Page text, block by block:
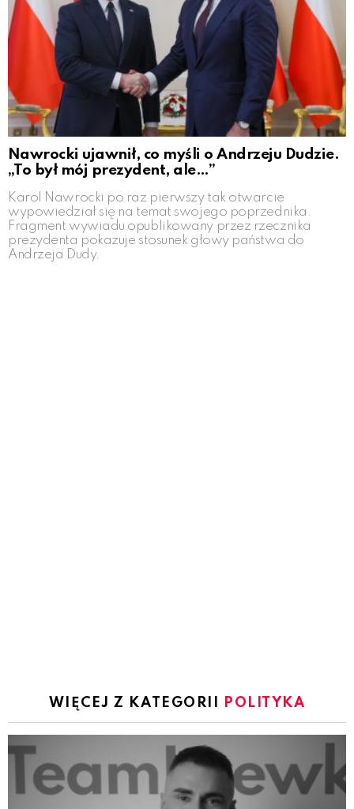
Nawrocki ujawnił, co myśli o Andrzeju Dudzie.
„To był mój prezydent, ale…”
Karol Nawrocki po raz pierwszy tak otwarcie
wypowiedział się na temat swojego poprzednika.
Fragment wywiadu opublikowany przez rzecznika
prezydenta pokazuje stosunek głowy państwa do
Andrzeja Dudy.
WIĘCEJ Z KATEGORII POLITYKA